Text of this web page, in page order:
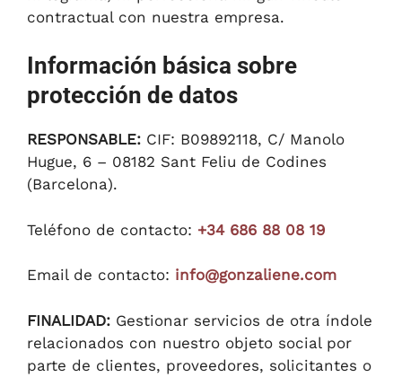
contractual con nuestra empresa.
Información básica sobre
protección de datos
RESPONSABLE: CIF: B09892118, C/ Manolo
Hugue, 6 – 08182 Sant Feliu de Codines
(Barcelona).
Teléfono de contacto: +34 686 88 08 19
Email de contacto: info@gonzaliene.com
FINALIDAD: Gestionar servicios de otra índole
relacionados con nuestro objeto social por
parte de clientes, proveedores, solicitantes o